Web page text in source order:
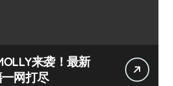
来袭！最新
网打尽